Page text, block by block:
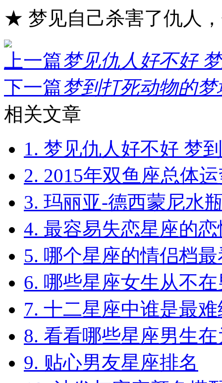
★ 梦见自己杀害了仇人
上一篇梦见仇人好不好
下一篇梦到打死动物的
相关文章
1. 梦见仇人好不好 梦
2. 2015年双鱼座总体
3. 玛丽亚-德西蒙尼水
4. 最容易失恋星座的
5. 哪个星座的情侣档
6. 哪些星座女生从不
7. 十二星座中谁是最
8. 看看哪些星座男生
9. 贴心男友星座排名